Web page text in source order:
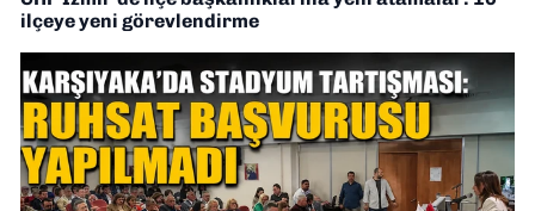
ilçeye yeni görevlendirme